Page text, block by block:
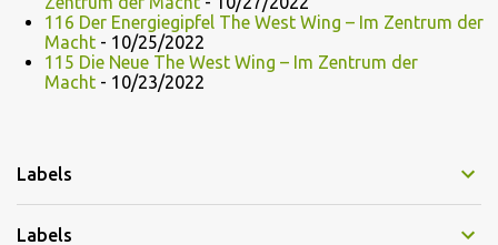
116 Der Energiegipfel The West Wing – Im Zentrum der
Macht - 10/25/2022
115 Die Neue The West Wing – Im Zentrum der
Macht - 10/23/2022
Labels
Labels